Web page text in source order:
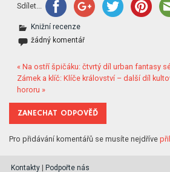
Sdílet...
Knižní recenze
žádný komentář
« Na ostří špičáku: čtvrtý díl urban fantasy
Zámek a klíč: Klíče království – další díl
hororu »
ZANECHAT ODPOVĚĎ
Pro přidávání komentářů se musíte nejdříve
Kontakty | Podpořte nás